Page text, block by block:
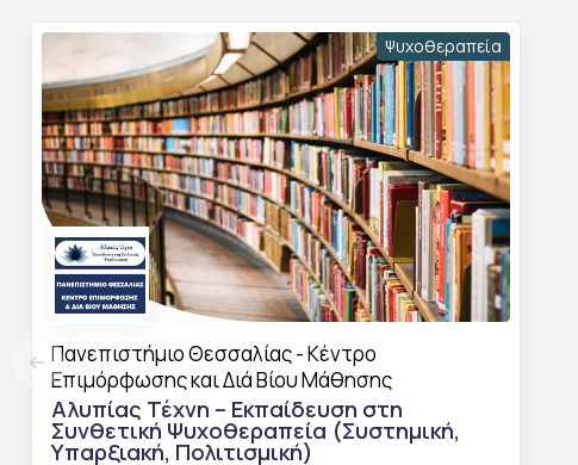
Ψυχοθεραπεία
Πανεπιστήμιο Θεσσαλίας - Κέντρο
Επιμόρφωσης και Διά Βίου Μάθησης
Αλυπίας Τέχνη – Εκπαίδευση στη
Συνθετική Ψυχοθεραπεία (Συστημική,
Υπαρξιακή, Πολιτισμική)